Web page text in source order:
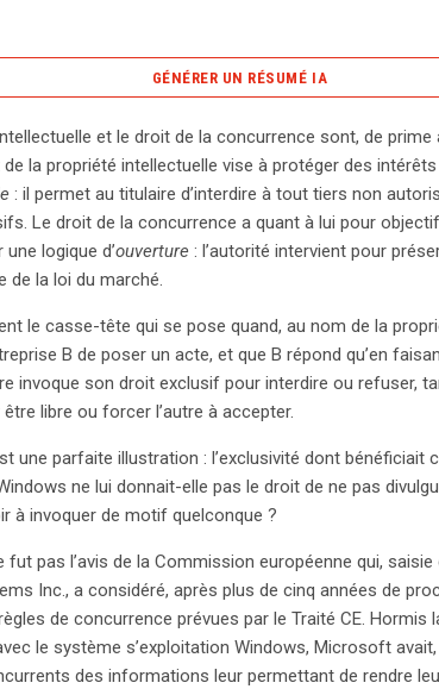
GÉNÉRER UN RÉSUMÉ IA
intellectuelle et le droit de la concurrence semblent
distincts : l’un protège des droits exclusifs, tandis
Cette dichotomie suscite des conflits, illustrés par
pour abus de position dominante en
avec ses concurrents. La Commission européenne a
dans ce paysage complexe, la théorie des «
d’arbitrage. Ce cadre juridique stipule
l’accès à une ressource essentielle sans justification
plusieurs décisions judiciaires, est crucial pour
tout en protégeant les droits exclusifs.
de cette théorie n’entrave l’innovation, en
et développement. Malgré ces
intellectuelle et préservation d’un environnement
interconnectée, ce débat reste d’actualité et
et le droit de la concurrence sont, de prime
la propriété intellectuelle vise à protéger des intérêts
: il permet au titulaire d’interdire à tout tiers non
Le droit de la concurrence a quant à lui pour
logique d’ouverture : l’autorité intervient pour
de la loi du marché.
le casse-tête qui se pose quand, au nom de la
B de poser un acte, et que B répond qu’en
invoque son droit exclusif pour interdire ou refuser,
libre ou forcer l’autre à accepter.
une parfaite illustration : l’exclusivité dont bénéficiait
ne lui donnait-elle pas le droit de ne pas
à invoquer de motif quelconque ?
pas l’avis de la Commission européenne qui, saisie
Inc., a considéré, après plus de cinq années de
de concurrence prévues par le Traité CE. Hormis
le système s’exploitation Windows, Microsoft
des informations leur permettant de rendre